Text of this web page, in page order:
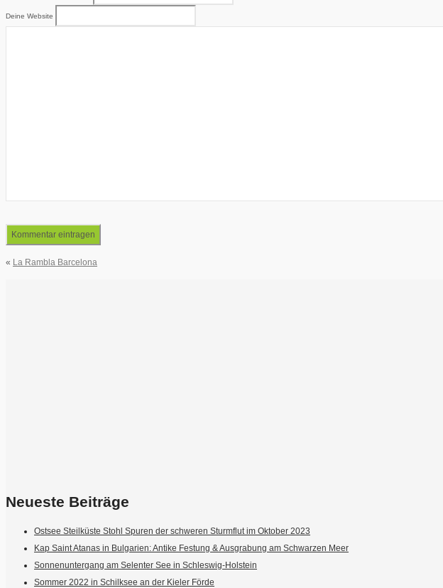
Deine Website
« La Rambla Barcelona
Neueste Beiträge
Ostsee Steilküste Stohl Spuren der schweren Sturmflut im Oktober 2023
Kap Saint Atanas in Bulgarien: Antike Festung & Ausgrabung am Schwarzen Meer
Sonnenuntergang am Selenter See in Schleswig-Holstein
Sommer 2022 in Schilksee an der Kieler Förde